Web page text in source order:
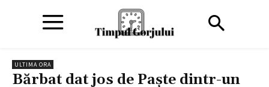
ULTIMA ORA
Bărbat dat jos de Paște dintr-un